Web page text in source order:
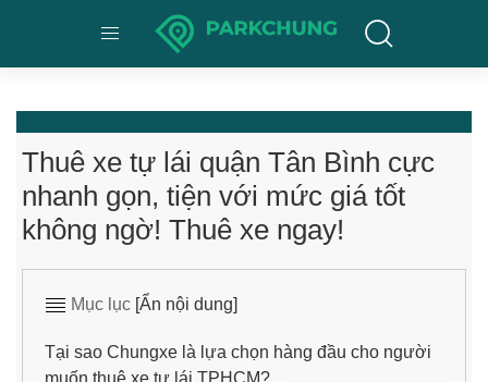
Thuê xe tự lái quận Tân Bình cực
nhanh gọn, tiện với mức giá tốt
không ngờ! Thuê xe ngay!
Mục lục [Ẩn nội dung]
Tại sao Chungxe là lựa chọn hàng đầu cho người
muốn thuê xe tự lái TPHCM?